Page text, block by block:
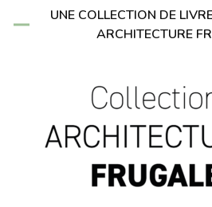
UNE COLLECTION DE
ARCHITECTURE